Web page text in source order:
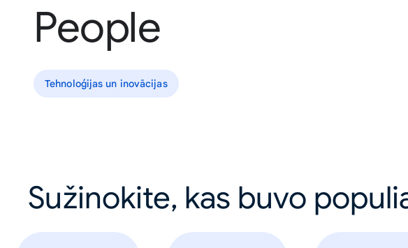
People
Tehnoloģijas un inovācijas
Sužinokite, kas buvo